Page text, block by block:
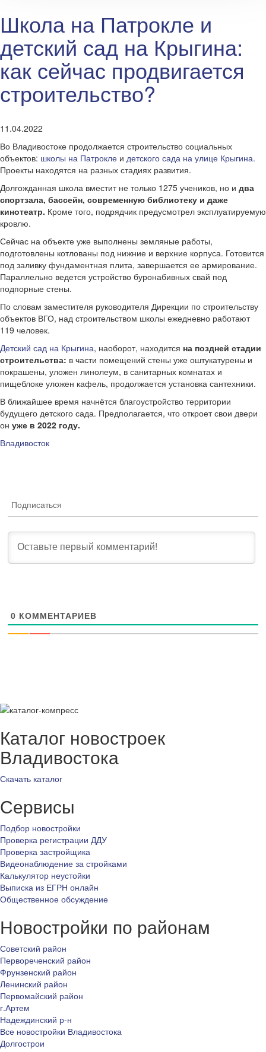
Школа на Патрокле и
детский сад на Крыгина:
как сейчас продвигается
строительство?
11.04.2022
Во Владивостоке продолжается строительство социальных
объектов: школы на Патрокле и детского сада на улице Крыгина.
Проекты находятся на разных стадиях развития.
Долгожданная школа вместит не только 1275 учеников, но и два
спортзала, бассейн, современную библиотеку и даже
кинотеатр. Кроме того, подрядчик предусмотрел эксплуатируемую
кровлю.
Сейчас на объекте уже выполнены земляные работы,
подготовлены котлованы под нижние и верхние корпуса. Готовится
под заливку фундаментная плита, завершается ее армирование.
Параллельно ведется устройство буронабивных свай под
подпорные стены.
По словам заместителя руководителя Дирекции по строительству
объектов ВГО, над строительством школы ежедневно работают
119 человек.
Детский сад на Крыгина, наоборот, находится на поздней стадии
строительства: в части помещений стены уже оштукатурены и
покрашены, уложен линолеум, в санитарных комнатах и
пищеблоке уложен кафель, продолжается установка сантехники.
В ближайшее время начнётся благоустройство территории
будущего детского сада. Предполагается, что откроет свои двери
он уже в 2022 году.
Владивосток
Подписаться
0 КОММЕНТАРИЕВ
Каталог новостроек
Владивостока
Скачать каталог
Сервисы
Подбор новостройки
Проверка регистрации ДДУ
Проверка застройщика
Видеонаблюдение за стройками
Калькулятор неустойки
Выписка из ЕГРН онлайн
Общественное обсуждение
Новостройки по районам
Советский район
Первореченский район
Фрунзенский район
Ленинский район
Первомайский район
г.Артем
Надеждинский р-н
Все новостройки Владивостока
Долгострои